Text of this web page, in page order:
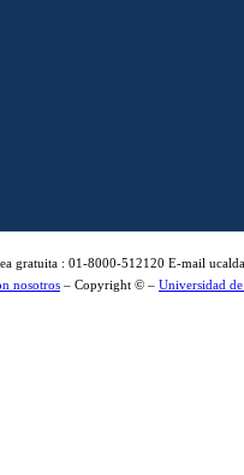
: 01-8000-512120 E-mail
nosotros – Copyright © – Universidad de